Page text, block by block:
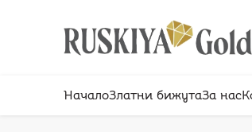
НачалоЗлатни бижутаЗа нас